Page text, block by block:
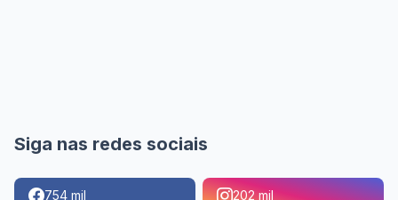
Siga nas redes sociais
754 mil 202 mil